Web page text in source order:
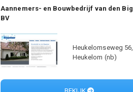
Aannemers- en Bouwbedrijf van den
BV
Heukelomseweg 56,
Heukelom (nb)